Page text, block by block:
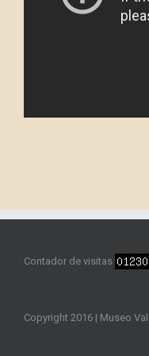
Contador de visitas
Copyright 2016 | Museo